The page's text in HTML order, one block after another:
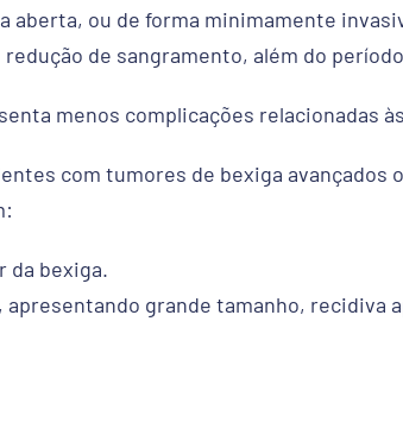
aberta, ou de forma minimamente
de sangramento, além do
menos complicações relacionadas
com tumores de bexiga
da bexiga.
apresentando grande tamanho,